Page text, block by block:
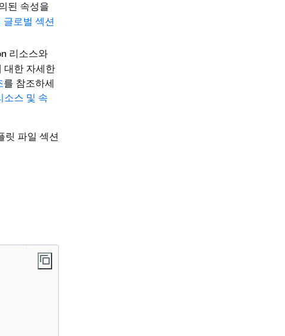
된 속성을
글로벌 섹션
리소스와
대한 자세한
를 참조하세
소스 및 속
릿 파일 섹션